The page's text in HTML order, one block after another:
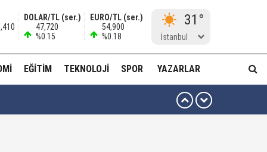
DOLAR/TL (ser.)
47,720
%0.15
EURO/TL (ser.)
54,900
%0.18
31°
İstanbul
EĞITIM TEKNOLOJI SPOR YAZARLAR
oradan alırım…'